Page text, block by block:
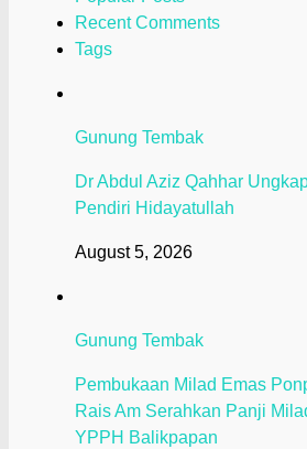
Recent Comments
Tags
Gunung Tembak
Dr Abdul Aziz Qahhar
Pendiri Hidayatullah
August 5, 2026
Gunung Tembak
Pembukaan Milad Emas
Rais Am Serahkan Panji
YPPH Balikpapan